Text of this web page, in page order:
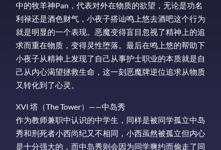
中的牧羊神Pan，代表对外在物质的欲望，无论是功名
利禄还是酒色财气，小夜子搭讪鸣上悠去酒吧这个行为
就是明显的一个表现。恶魔变得盲目忽视了精神上的追
求而重在物质，变得灵性堕落。最后在鸣上悠的帮助下
小夜子从精神上发现了自己从事护士职业的本质就是自
己从内心渴望拯救生命，这一刻恶魔牌逆位追求从物质
又转化到了心灵。
XVI 塔（The Tower）——中岛秀
作为教师兼职中认识的中学生，同样是被同学孤立中岛
秀和刑死者小西尚纪又不相同，小西虽然被孤立但内心
是十分强大的，而中岛秀则会因为同学爽约而偷走了同